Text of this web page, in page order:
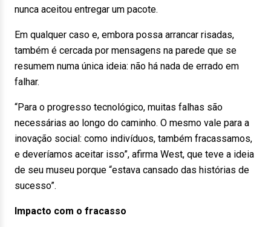
nunca aceitou entregar um pacote.
Em qualquer caso e, embora possa arrancar risadas,
também é cercada por mensagens na parede que se
resumem numa única ideia: não há nada de errado em
falhar.
“Para o progresso tecnológico, muitas falhas são
necessárias ao longo do caminho. O mesmo vale para a
inovação social: como indivíduos, também fracassamos,
e deveríamos aceitar isso”, afirma West, que teve a ideia
de seu museu porque “estava cansado das histórias de
sucesso”.
Impacto com o fracasso